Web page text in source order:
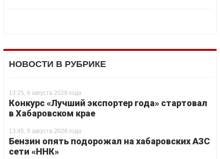
НОВОСТИ В РУБРИКЕ
13:25, 6 августа 2026 года
Конкурс «Лучший экспортер года» стартовал
в Хабаровском крае
13:45, 5 августа 2026 года
Бензин опять подорожал на хабаровских АЗС
сети «ННК»